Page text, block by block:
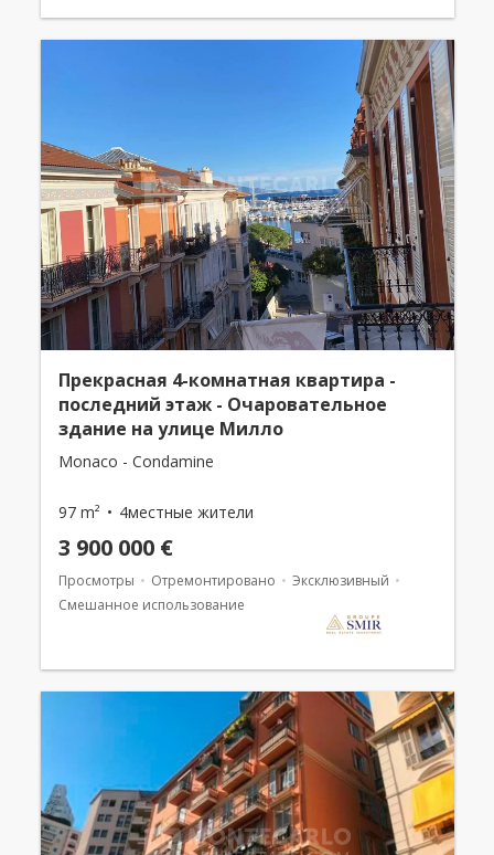
Прекрасная 4-комнатная квартира -
последний этаж - Очаровательное
здание на улице Милло
Monaco - Condamine
97 m² 4местные жители
3 900 000 €
Просмотры Отремонтировано
Эксклюзивный
Смешанное использование